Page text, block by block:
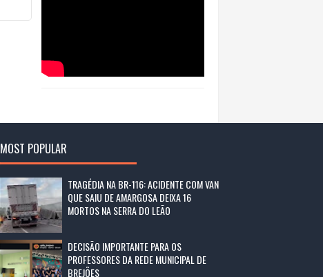
MOST POPULAR
TRAGÉDIA NA BR-116: ACIDENTE COM VAN
QUE SAIU DE AMARGOSA DEIXA 16
MORTOS NA SERRA DO LEÃO
DECISÃO IMPORTANTE PARA OS
PROFESSORES DA REDE MUNICIPAL DE
BREJÕES